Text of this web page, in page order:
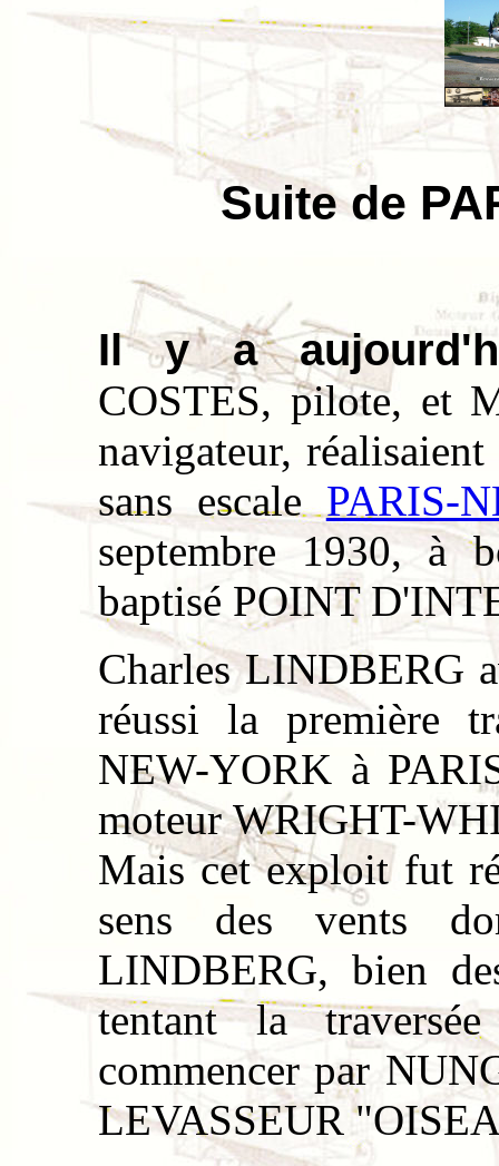
Suite de
Il y a
COSTES, pilote, et
navigateur,
sans escalePARIS-
septembre 1930, à
baptisé POINT
Charles LINDBERG
réussi la première
NEW-YORK à
moteur WRIGHT-
Mais cet exploit fut
sens des vents
LINDBERG, bien
tentant la
commencer par
LEVASSEUR